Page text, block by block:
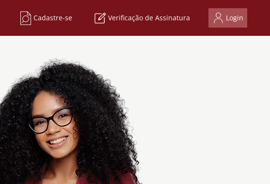
Cadastre-se Verificação de Assinatura Login